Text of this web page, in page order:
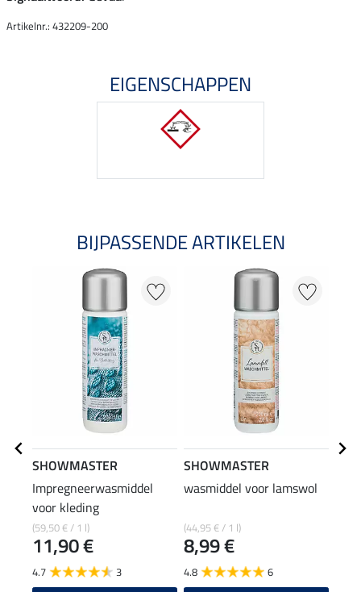
Artikelnr.: 432209-200
EIGENSCHAPPEN
BIJPASSENDE ARTIKELEN
SHOWMASTER
Impregneerwasmiddel
voor kleding
(59,50 € / 1 l)
11,90 €
4.7 3
SHOWMASTER
wasmiddel voor lamswol
(44,95 € / 1 l)
8,99 €
4.8 6